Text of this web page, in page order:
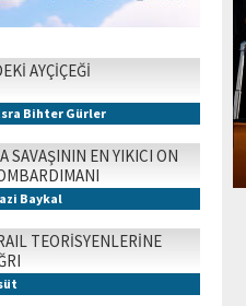
AYÇİÇEĞİ
Bihter Gürler
SAVAŞININ EN YIKICI ON
Baykal
TEORİSYENLERİNE